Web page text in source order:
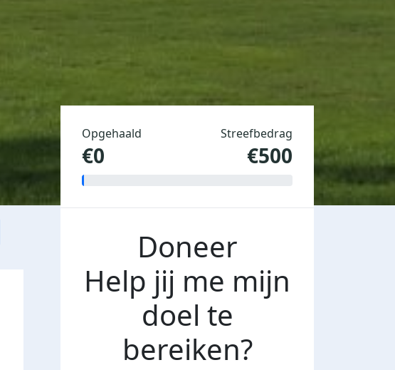
Opgehaald
€0
Streefbedrag
€500
Doneer
Help jij me mijn
doel te
bereiken?